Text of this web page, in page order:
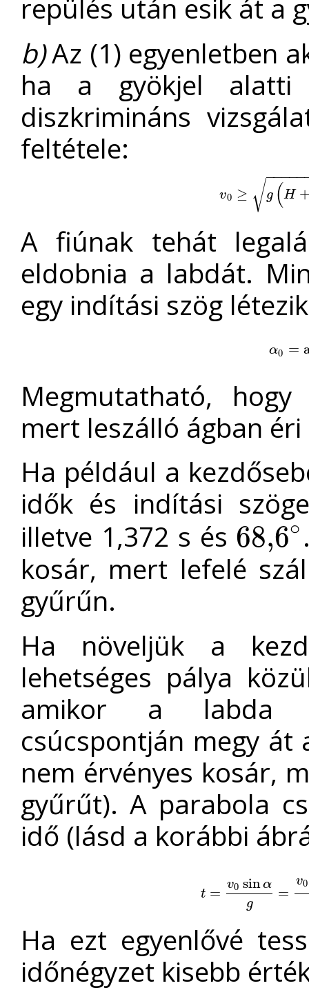
repülés után esik át a
b)Az (1) egyenletben
ha a gyökjel alatti
diszkrimináns
feltétele:
v0 ≥ g (H
−−−−−
√
v0 ≥g H+H2+d
A fiúnak tehát
eldobnia a labdát.
egy indítási szög
α0 =
α0 =
Megmutatható,
mert leszálló ágban
Ha például a
idők és indítási
illetve 1,372 s és 68,6∘
68,6∘
kosár, mert lefelé
gyűrűn.
Ha növeljük a
lehetséges pálya
amikor a labda
csúcspontján megy át
nem érvényes kosár,
gyűrűt). A parabola
idő (lásd a korábbi
t = v0 sinα
g
=
v0
t =v0sinαg=v 0H +g
Ha ezt egyenlővé
időnégyzet kisebb